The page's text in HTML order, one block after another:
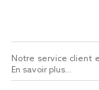
Notre service client
En savoir plus...